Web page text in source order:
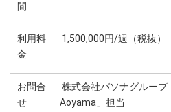
間
利用料
金
1,500,000円/週（税抜）
お問合
せ
株式会社パソナグルー
Aoyama」担当